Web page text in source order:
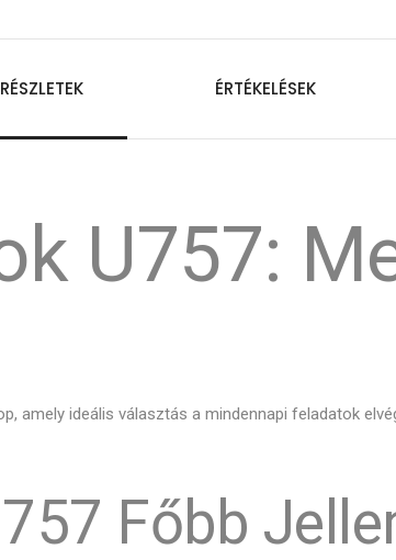
RÉSZLETEK ÉRTÉKELÉSEK
U757:
amely ideális választás a mindennapi feladatok
Főbb